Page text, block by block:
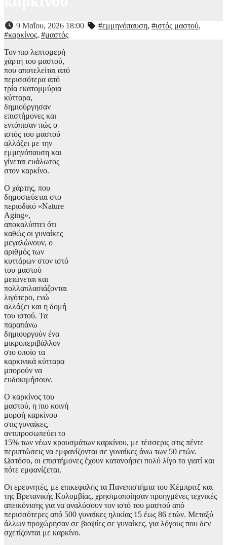
9 Μαΐου, 2026 18:00 #εμμηνόπαυση, #ιστός μαστού,
#καρκίνος, #μαστός
Τον πιο λεπτομερή
χάρτη του μαστού,
που αποτελείται από
περισσότερα από
τρία εκατομμύρια
κύτταρα,
δημιούργησαν
επιστήμονες και
εντόπισαν πώς ο
ιστός του μαστού
αλλάζει με την
εμμηνόπαυση και
γίνεται ευάλωτος
στον καρκίνο.
Ο χάρτης, που
δημοσιεύεται στο
περιοδικό «Nature
Aging»,
αποκαλύπτει ότι
καθώς οι γυναίκες
μεγαλώνουν, ο
αριθμός των
κυττάρων στον ιστό
του μαστού
μειώνεται και
πολλαπλασιάζονται
λιγότερο, ενώ
αλλάζει και η δομή
του ιστού. Τα
παραπάνω
δημιουργούν ένα
μικροπεριβάλλον
στο οποίο τα
καρκινικά κύτταρα
μπορούν να
ευδοκιμήσουν.
Ο καρκίνος του
μαστού, η πιο κοινή
μορφή καρκίνου
στις γυναίκες,
αντιπροσωπεύει το
15% των νέων κρουσμάτων καρκίνου, με τέσσερις στις πέντε
περιπτώσεις να εμφανίζονται σε γυναίκες άνω των 50 ετών.
Ωστόσο, οι επιστήμονες έχουν κατανοήσει πολύ λίγο το γιατί και
πότε εμφανίζεται.
Οι ερευνητές, με επικεφαλής τα Πανεπιστήμια του Κέμπριτζ και
της Βρετανικής Κολομβίας, χρησιμοποίησαν προηγμένες τεχνικές
απεικόνισης για να αναλύσουν τον ιστό του μαστού από
περισσότερες από 500 γυναίκες ηλικίας 15 έως 86 ετών. Μεταξύ
άλλων προχώρησαν σε βιοψίες σε γυναίκες, για λόγους που δεν
σχετίζονται με καρκίνο.